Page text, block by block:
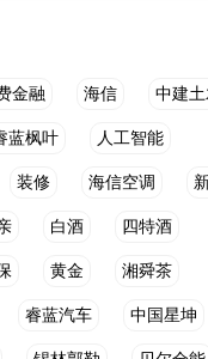
金融 海信 中建土
蓝枫叶 人工智能
装修 海信空调
白酒 四特酒
黄金 湘舜茶
睿蓝汽车 中国星坤